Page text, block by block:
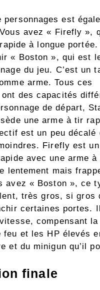
personnages est
avez « Firefly »,
à longue portée.
« Boston », qui est
du jeu. C’est un
arme. Tous ces
ont des capacités
de départ,
une arme à tir
est un peu décalé
Firefly est un
avec une arme à
lentement mais
avez « Boston », ce
très gros, si gros
certaines portes. Il
compensant la
feu et les HP élevés
et du minigun qu’il
finale